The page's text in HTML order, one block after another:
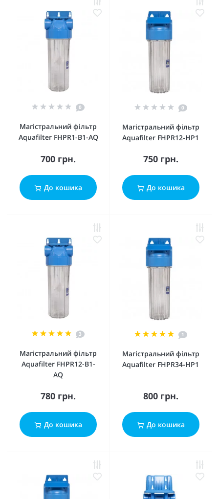
0
Магістральний фільтр
Aquafilter FHPR1-B1-AQ
700 грн.
До кошика
0
Магістральний фільтр
Aquafilter FHPR12-HP1
750 грн.
До кошика
3
Магістральний фільтр
Aquafilter FHPR12-B1-
AQ
780 грн.
До кошика
1
Магістральний фільтр
Aquafilter FHPR34-HP1
800 грн.
До кошика